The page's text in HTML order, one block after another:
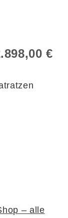
€
– alle